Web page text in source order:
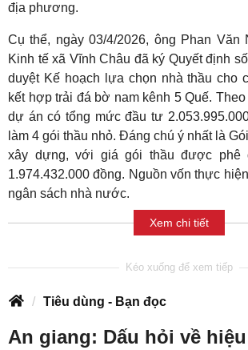
địa phương.
Cụ thể, ngày 03/4/2026, ông Phan Văn
Kinh tế xã Vĩnh Châu đã ký Quyết định
duyệt Kế hoạch lựa chọn nhà thầu cho
kết hợp trải đá bờ nam kênh 5 Quế.
dự án có tổng mức đầu tư
làm 4 gói thầu nhỏ. Đáng chú ý nhất là
xây dựng, với giá gói thầu được phê
1.974.432.000 đồng. Nguồn vốn thực
ngân sách nhà nước.
Xem chi tiết
Tiêu dùng - Bạn đọc
An giang: Dấu hỏi về